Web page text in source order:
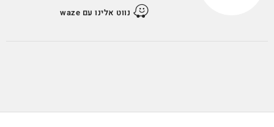
נווט אלינו עם waze